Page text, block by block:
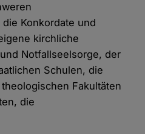
Konkordate und
kirchliche
Notfallseelsorge, der
Schulen, die
Fakultäten
die